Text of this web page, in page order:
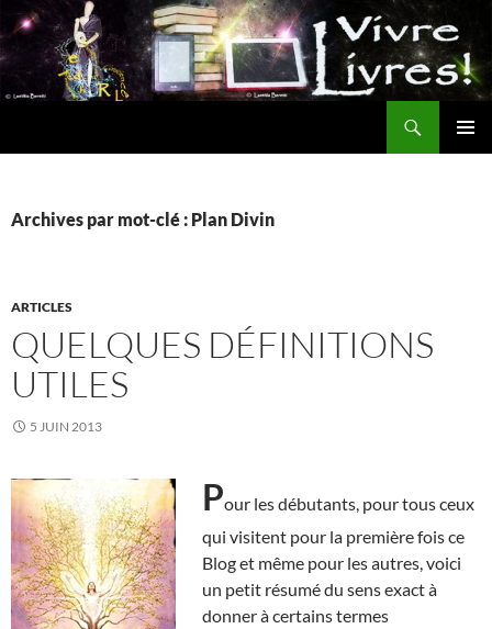
Aller
au
contenu
Archives par mot-clé : Plan Divin
ARTICLES
QUELQUES DÉFINITIONS
UTILES
5 JUIN 2013
Pour les débutants, pour tous ceux
qui visitent pour la première fois ce
Blog et même pour les autres, voici
un petit résumé du sens exact à
donner à certains termes